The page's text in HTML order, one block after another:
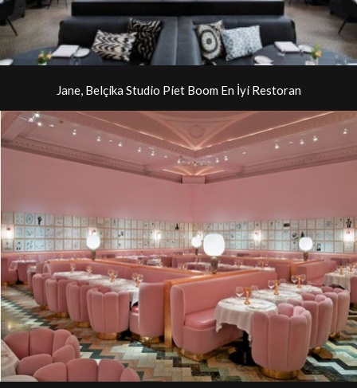
Jane, Belçika Studio Piet Boom En İyi Restoran